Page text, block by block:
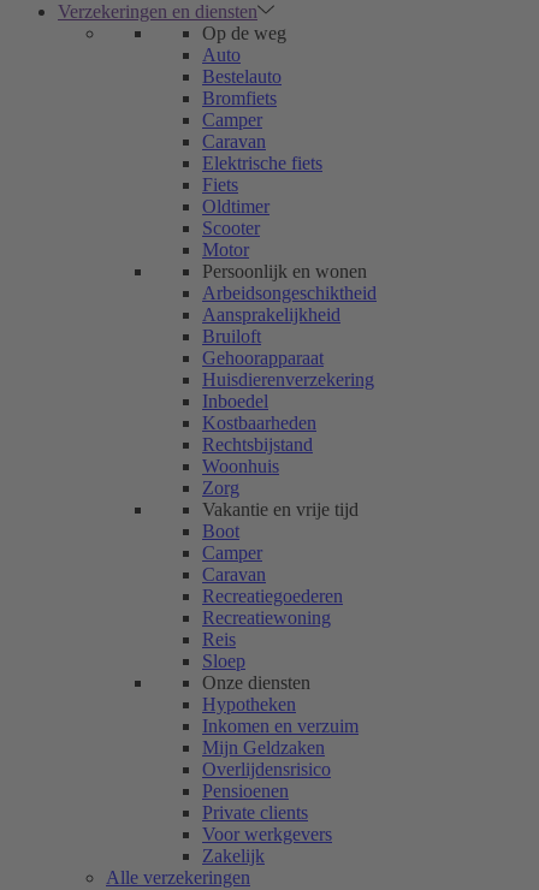
Verzekeringen en diensten
Op de weg
Auto
Bestelauto
Bromfiets
Camper
Caravan
Elektrische fiets
Fiets
Oldtimer
Scooter
Motor
Persoonlijk en wonen
Arbeidsongeschiktheid
Aansprakelijkheid
Bruiloft
Gehoorapparaat
Huisdierenverzekering
Inboedel
Kostbaarheden
Rechtsbijstand
Woonhuis
Zorg
Vakantie en vrije tijd
Boot
Camper
Caravan
Recreatiegoederen
Recreatiewoning
Reis
Sloep
Onze diensten
Hypotheken
Inkomen en verzuim
Mijn Geldzaken
Overlijdensrisico
Pensioenen
Private clients
Voor werkgevers
Zakelijk
Alle verzekeringen